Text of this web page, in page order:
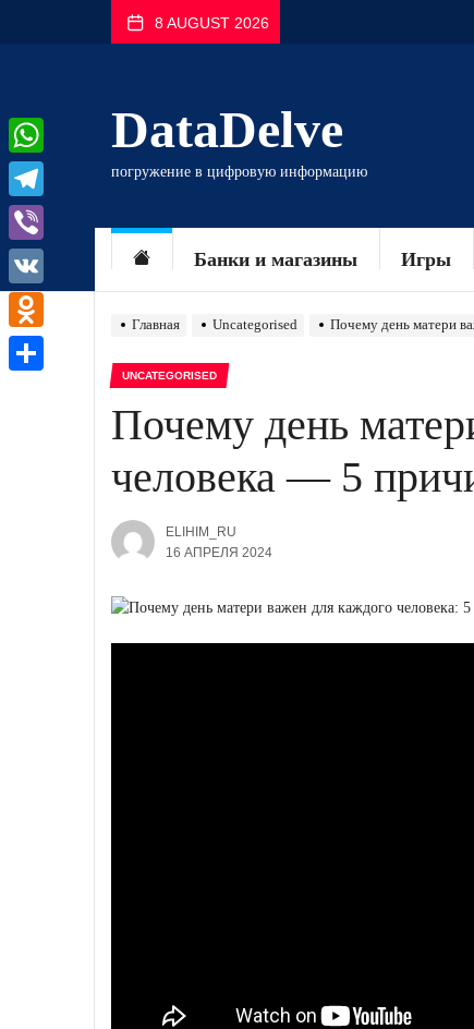
8 AUGUST 2026
DataDelve
погружение в цифровую информацию
Банки и магазины Игры
Главная Uncategorised Почему день матери
UNCATEGORISED
Почему день
человека — 5
ELIHIM_RU
16 АПРЕЛЯ 2024
WhatsApp
Telegram
Viber
VK
Odnoklassniki